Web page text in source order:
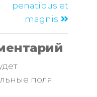
penatibus et
magnis
поля